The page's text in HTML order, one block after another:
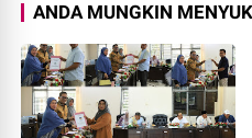
ANDA MUNGKIN